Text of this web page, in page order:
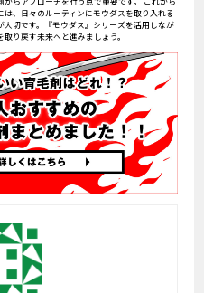
、日々のルーティンにモウダスを取り入れる
切です。『モウダス』シリーズを活用しなが
り戻す未来へと進みましょう。